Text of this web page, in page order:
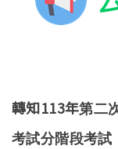
轉知113年第二
考試分階段考試